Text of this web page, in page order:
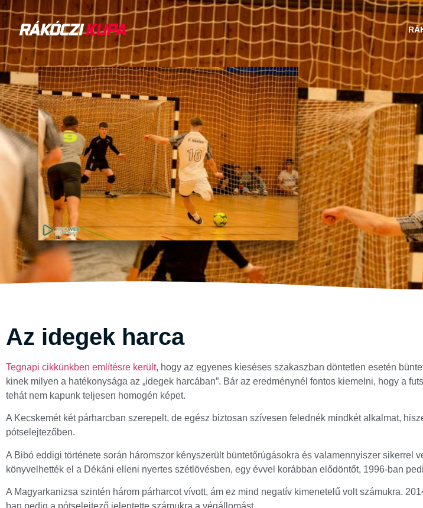
Az idegek harca
Tegnapi cikkünkben említésre került, hogy az egyenes kieséses szakaszban döntetlen esetén
kinek milyen a hatékonysága az „idegek harcában”. Bár az eredménynél fontos kiemelni, hogy a
tehát nem kapunk teljesen homogén képet.
A Kecskemét két párharcban szerepelt, de egész biztosan szívesen felednék mindkét alkalmat,
pótselejtezőben.
A Bibó eddigi története során háromszor kényszerült büntetőrúgásokra és valamennyiszer sikerrel
könyvelhették el a Dékáni elleni nyertes szétlövésben, egy évvel korábban elődöntőt, 1996-ban
A Magyarkanizsa szintén három párharcot vívott, ám ez mind negatív kimenetelű volt számukra.